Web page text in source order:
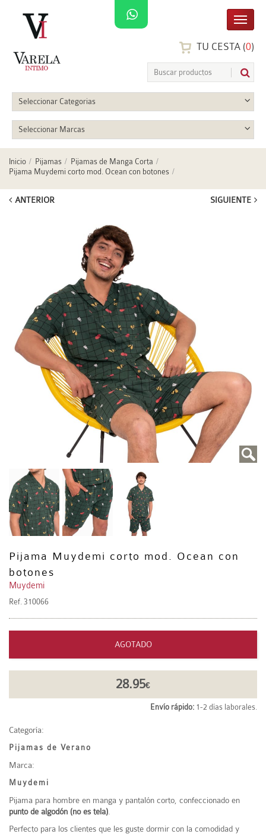
TU CESTA (0)
Seleccionar Categorias
Seleccionar Marcas
Inicio Pijamas
Pijamas de Manga Corta
Pijama Muydemi corto mod. Ocean con botones
ANTERIOR SIGUIENTE
Pijama Muydemi corto mod. Ocean con
botones
Muydemi
Ref. 310066
AGOTADO
28.95€
Envío rápido: 1-2 días laborales.
Categoría:
Pijamas de Verano
Marca:
Muydemi
Pijama para hombre en manga y pantalón corto, confeccionado en
punto de algodón (no es tela)
Perfecto para los clientes que les guste dormir con la comodidad y